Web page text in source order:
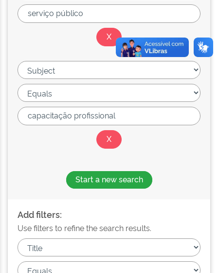
Start a new search
Add filters:
Use filters to refine the search results.